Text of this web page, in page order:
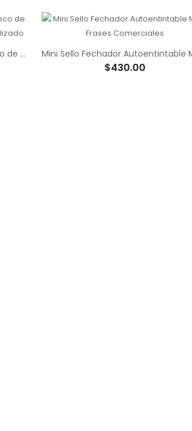
Repuesto de Pinza Para Sello Seco de 4cm de Diámetro Diseño Personalizado
$430.00